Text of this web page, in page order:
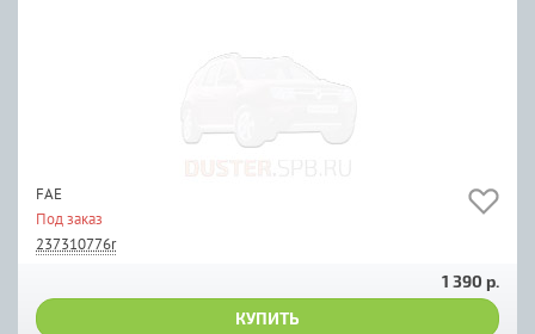
FAE
Под заказ
237310776r
1 390 р.
КУПИТЬ